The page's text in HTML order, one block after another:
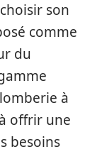
son
comme
du
à
offrir une
besoins